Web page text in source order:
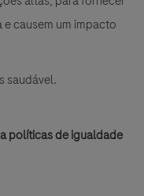
causem um impacto
saudável.
políticas de igualdade